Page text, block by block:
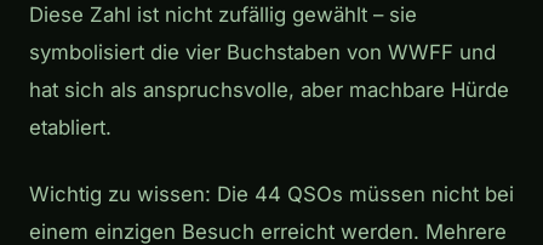
Diese Zahl ist nicht zufällig gewählt – sie
symbolisiert die vier Buchstaben von WWFF und
hat sich als anspruchsvolle, aber machbare Hürde
etabliert.
Wichtig zu wissen: Die 44 QSOs müssen nicht bei
einem einzigen Besuch erreicht werden. Mehrere